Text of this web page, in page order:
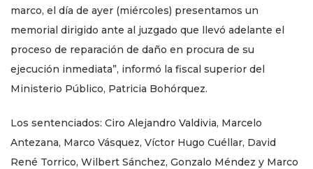
marco, el día de ayer (miércoles) presentamos un
memorial dirigido ante al juzgado que llevó adelante el
proceso de reparación de daño en procura de su
ejecución inmediata”, informó la fiscal superior del
Ministerio Público, Patricia Bohórquez.
Los sentenciados: Ciro Alejandro Valdivia, Marcelo
Antezana, Marco Vásquez, Víctor Hugo Cuéllar, David
René Torrico, Wilbert Sánchez, Gonzalo Méndez y Marco